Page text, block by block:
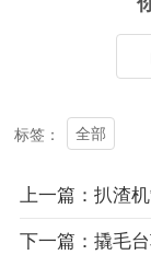
标签： 全部
上一篇：扒渣
下一篇：撬毛